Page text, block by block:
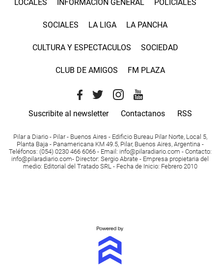
LOCALES INFORMACIÓN GENERAL POLICIALES
SOCIALES LA LIGA LA PANCHA
CULTURA Y ESPECTACULOS SOCIEDAD
CLUB DE AMIGOS FM PLAZA
Suscribite al newsletter Contactanos RSS
Pilar a Diario - Pilar - Buenos Aires - Edificio Bureau Pilar Norte, Local 5,
Planta Baja - Panamericana KM 49.5, Pilar, Buenos Aires, Argentina -
Teléfonos: (054) 0230 466 6066 - Email : info@pilaradiario.com - Contacto:
info@pilaradiario.com- Director: Sergio Abrate - Empresa propietaria del
medio: Editorial del Tratado SRL - Fecha de Inicio: Febrero 2010